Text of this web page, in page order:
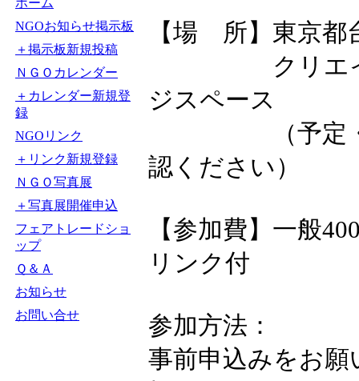
ホーム
NGOお知らせ掲示板
＋掲示板新規投稿
ＮＧＯカレンダー
＋カレンダー新規登
録
NGOリンク
＋リンク新規登録
ＮＧＯ写真展
＋写真展開催申込
フェアトレードショ
ップ
Ｑ＆Ａ
お知らせ
お問い合せ
【場 所】東京都
クリエイティ
ジスペース
（予定・詳細
認ください）
【参加費】一般
リンク付
参加方法：
事前申込みをお